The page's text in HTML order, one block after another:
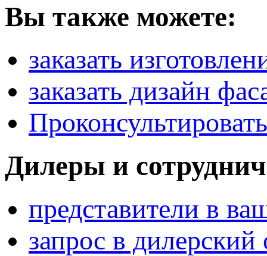
Вы также можете:
заказать
заказать дизайн
Дилеры и
представители в
запрос в дилерский